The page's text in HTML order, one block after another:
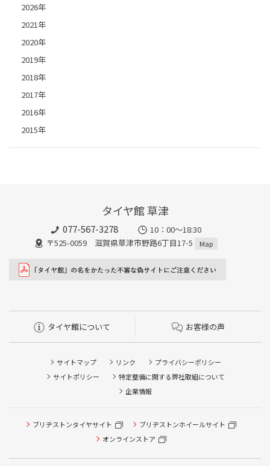
2026年
2021年
2020年
2019年
2018年
2017年
2016年
2015年
タイヤ館 草津
077-567-3278
10：00～18:30
〒525-0059 滋賀県草津市野路6丁目17-5
Map
タイヤ館について お客様の声
サイトマップ リンク
プライバシーポリシー
サイトポリシー
特定整備に関する弊社取組について
企業情報
ブリヂストンタイヤサイト
ブリヂストンホイールサイト
オンラインストア